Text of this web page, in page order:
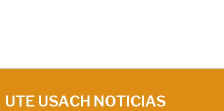
UTE USACH NOTICIAS